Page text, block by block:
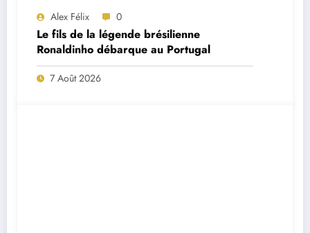
Alex Félix 0
Le fils de la légende brésilienne
Ronaldinho débarque au Portugal
7 Août 2026